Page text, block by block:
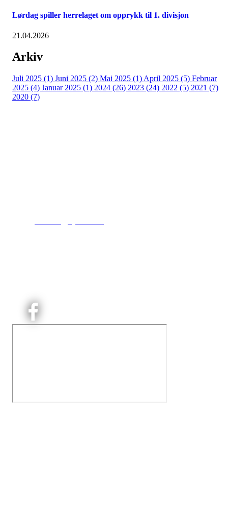
Lørdag spiller herrelaget om opprykk til 1. divisjon
21.04.2026
Arkiv
Juli 2025 (1) Juni 2025 (2) Mai 2025 (1) April 2025 (5) Februar
2025 (4) Januar 2025 (1) 2024 (26) 2023 (24) 2022 (5) 2021 (7)
2020 (7)